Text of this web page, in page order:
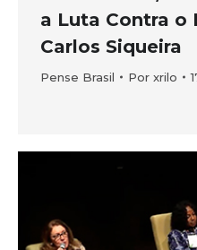
a Luta Contra o
Carlos Siqueira
Pense Brasil Por xrilo